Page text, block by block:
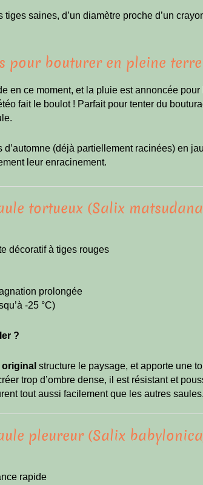
saines, d’un diamètre proche d’un
pour bouturer en pleine terre
en ce moment, et la pluie est annoncée pour
fait le boulot ! Parfait pour tenter du
d’automne (déjà partiellement racinées) en
leur enracinement.
tortueux (Salix matsudana
décoratif à tiges rouges
prolongée
-25 °C)
?
structure le paysage, et apporte une
trop d’ombre dense, il est résistant et
tout aussi facilement que les autres saules.
pleureur (Salix
rapide